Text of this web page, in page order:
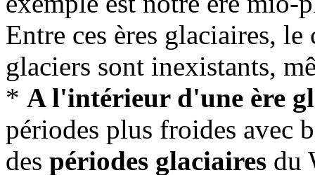
Entre ces ères glaciaires,
glaciers sont inexistants,
* A l'intérieur d'une ère
périodes plus froides avec
des périodes glaciaires du